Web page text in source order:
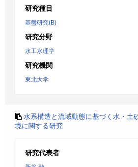
研究種目
基盤研究(B)
研究分野
水工水理学
研究機関
東北大学
水系構造と流域動態に基づく水・土
境に関する研究
研究代表者